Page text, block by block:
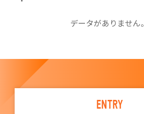
データがありません。
ENTRY